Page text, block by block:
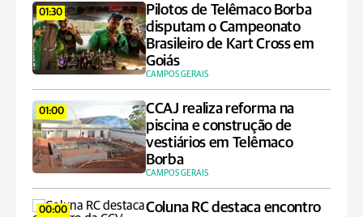
01:30
Pilotos de Telêmaco Borba
disputam o Campeonato
Brasileiro de Kart Cross em
Goiás
CAMPOS GERAIS
01:00
CCAJ realiza reforma na
piscina e construção de
vestiários em Telêmaco
Borba
CAMPOS GERAIS
00:00 Coluna RC destaca encontro